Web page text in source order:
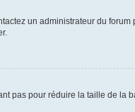
un administrateur du
pas pour réduire la taille de la